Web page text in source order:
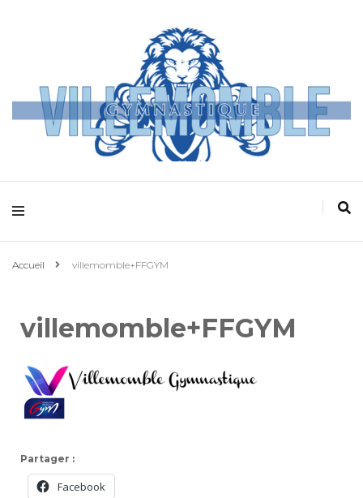
Villemomble
Gymnastique
Accueil villemomble+FFGYM
villemomble+FFGYM
Partager :
Facebook